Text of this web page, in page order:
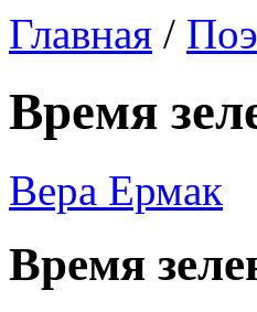
Главная /
Время
Вера Ермак
Время